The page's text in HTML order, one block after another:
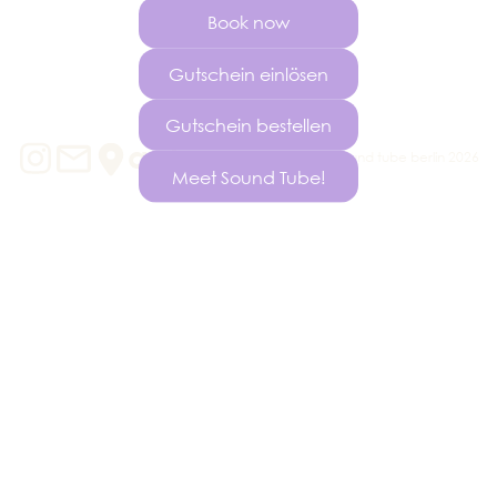
Book now
Gutschein einlösen
Gutschein bestellen
Meet Sound Tube!
© sound tube berlin 2026
agb